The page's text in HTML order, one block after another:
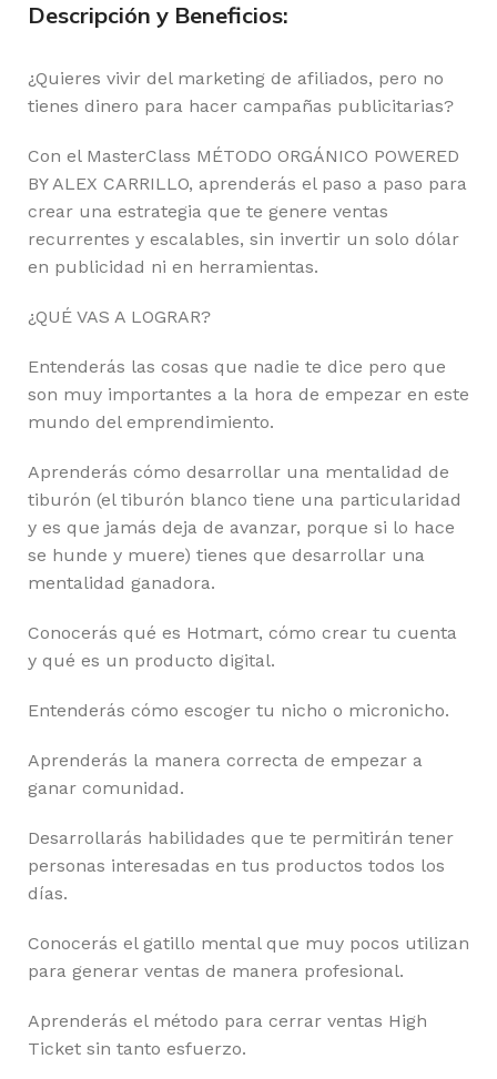
Descripción y Beneficios:
¿Quieres vivir del marketing de afiliados, pero no
tienes dinero para hacer campañas publicitarias?
Con el MasterClass MÉTODO ORGÁNICO POWERED
BY ALEX CARRILLO, aprenderás el paso a paso para
crear una estrategia que te genere ventas
recurrentes y escalables, sin invertir un solo dólar
en publicidad ni en herramientas.
¿QUÉ VAS A LOGRAR?
Entenderás las cosas que nadie te dice pero que
son muy importantes a la hora de empezar en este
mundo del emprendimiento.
Aprenderás cómo desarrollar una mentalidad de
tiburón (el tiburón blanco tiene una particularidad
y es que jamás deja de avanzar, porque si lo hace
se hunde y muere) tienes que desarrollar una
mentalidad ganadora.
Conocerás qué es Hotmart, cómo crear tu cuenta
y qué es un producto digital.
Entenderás cómo escoger tu nicho o micronicho.
Aprenderás la manera correcta de empezar a
ganar comunidad.
Desarrollarás habilidades que te permitirán tener
personas interesadas en tus productos todos los
días.
Conocerás el gatillo mental que muy pocos utilizan
para generar ventas de manera profesional.
Aprenderás el método para cerrar ventas High
Ticket sin tanto esfuerzo.